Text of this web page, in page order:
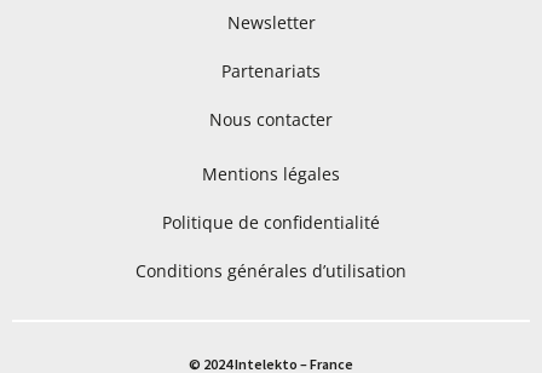
Newsletter
Partenariats
Nous contacter
Mentions légales
Politique de confidentialité
Conditions générales d’utilisation
© 2024 Intelekto – France